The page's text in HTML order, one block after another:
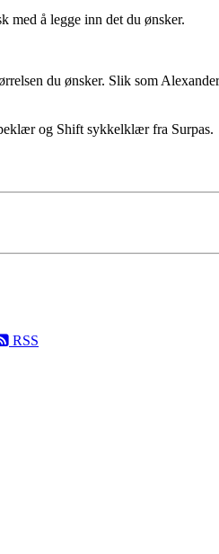
med å legge inn det du ønsker.
du ønsker. Slik som Alexander
og Shift sykkelklær fra Surpas.
RSS